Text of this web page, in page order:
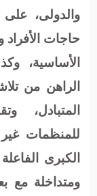
والدولى،
حاجات
الأساسية،
الراهن من
المتبادل،
للمنظمات
الكبرى
ومتداخلة مع